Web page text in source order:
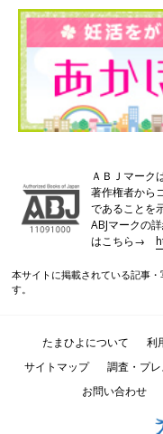
ＡＢＪマーク
著作権者から
であることを
ABJマークの
はこちら→
本サイトに掲載されている記事
す。
たまひよについて 利
サイトマップ
調査・プ
お問い合わせ